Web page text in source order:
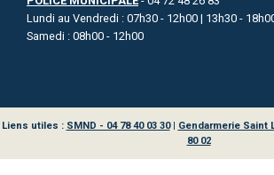
Lundi au Vendredi : 07h30 - 12h00 | 13h30 -
Samedi : 08h00 - 12h00
Liens utiles : SMND - 04 78 40 03 30| Gendarmerie Saint
80 02